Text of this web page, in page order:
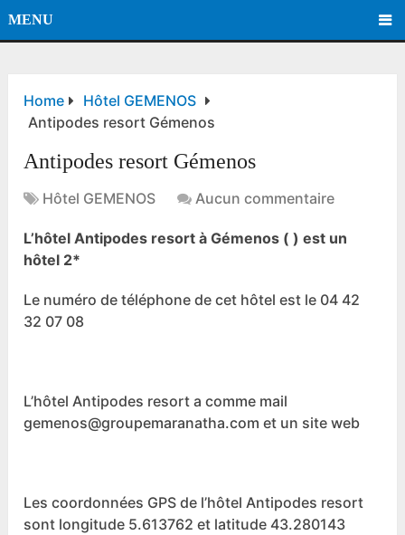
MENU
Home
Hôtel GEMENOS
Antipodes resort Gémenos
Antipodes resort Gémenos
Hôtel GEMENOS Aucun commentaire
L’hôtel Antipodes resort à Gémenos ( ) est un
hôtel 2*
Le numéro de téléphone de cet hôtel est le 04 42
32 07 08
L’hôtel Antipodes resort a comme mail
gemenos@groupemaranatha.com et un site web
Les coordonnées GPS de l’hôtel Antipodes resort
sont longitude 5.613762 et latitude 43.280143